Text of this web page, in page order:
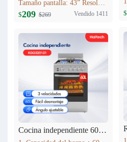
$209 $269 Vendido 1411
Cocina independiente 60L KGG5201-D1
$